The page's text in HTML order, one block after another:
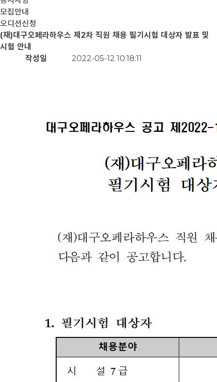
모집안내
오디션신청
(재)대구오페라하우스 제2차 직원 채용 필기시험 대상자 발표 및
시험 안내
작성일
2022-05-12 10:18:11